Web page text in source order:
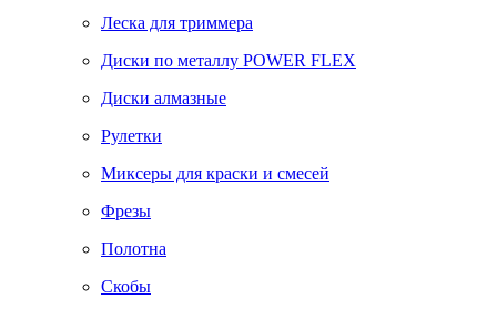
Леска для триммера
Диски по металлу POWER FLEX
Диски алмазные
Рулетки
Миксеры для краски и смесей
Фрезы
Полотна
Скобы